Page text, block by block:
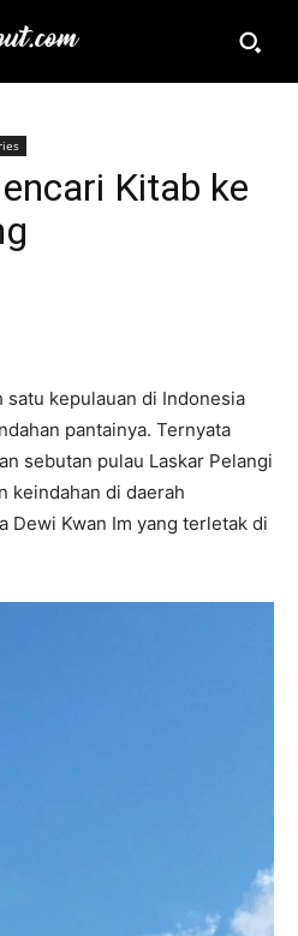
Kitab ke
satu kepulauan di Indonesia
pantainya. Ternyata
sebutan pulau Laskar Pelangi
keindahan di daerah
Dewi Kwan Im yang terletak di